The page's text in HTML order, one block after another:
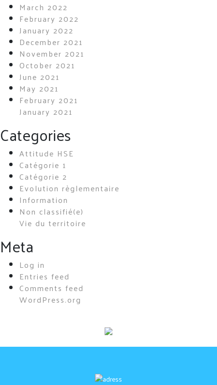
March 2022
February 2022
January 2022
December 2021
November 2021
October 2021
June 2021
May 2021
February 2021
January 2021
Categories
Attitude HSE
Catégorie 1
Catégorie 2
Evolution règlementaire
Information
Non classifié(e)
Vie du territoire
Meta
Log in
Entries feed
Comments feed
WordPress.org